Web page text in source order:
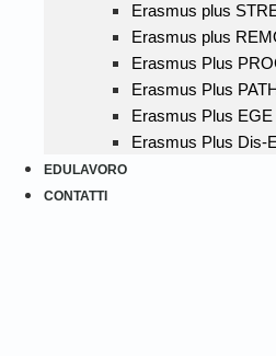
Erasmus plus
Erasmus plus
Erasmus Plus
Erasmus Plus
Erasmus Plus EGE
Erasmus Plus Dis-
EDULAVORO
CONTATTI